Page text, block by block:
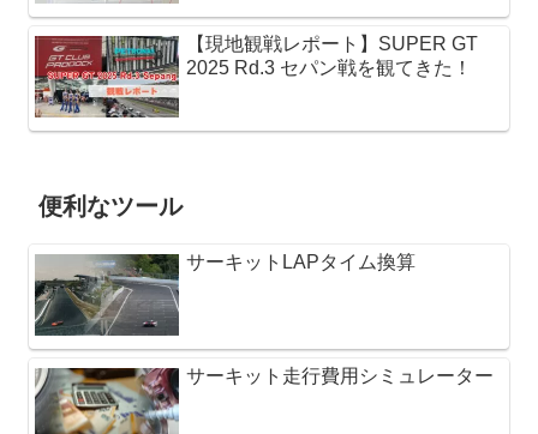
【現地観戦レポート】SUPER GT
2025 Rd.3 セパン戦を観てきた！
便利なツール
サーキットLAPタイム換算
サーキット走行費用シミュレーター